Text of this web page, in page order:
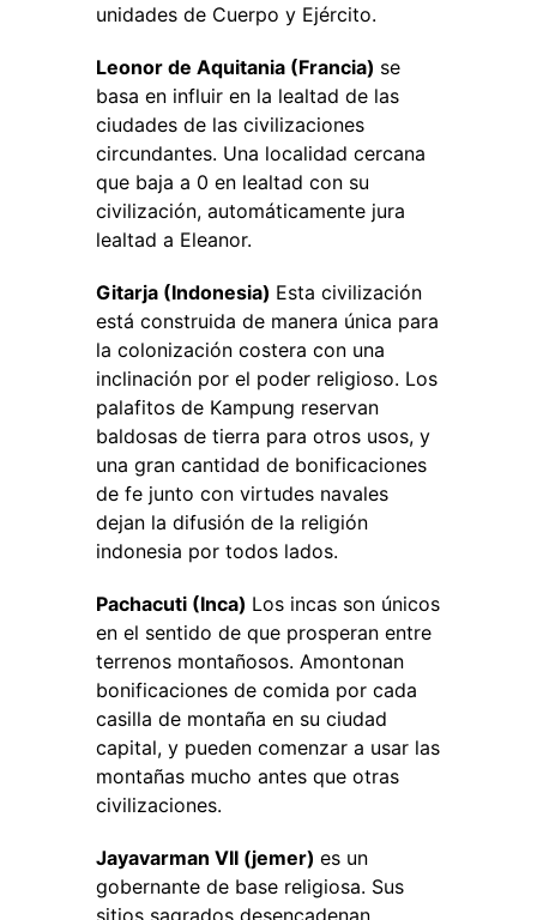
unidades de Cuerpo y Ejército.
Leonor de Aquitania (Francia) se
basa en influir en la lealtad de las
ciudades de las civilizaciones
circundantes. Una localidad cercana
que baja a 0 en lealtad con su
civilización, automáticamente jura
lealtad a Eleanor.
Gitarja (Indonesia) Esta civilización
está construida de manera única para
la colonización costera con una
inclinación por el poder religioso. Los
palafitos de Kampung reservan
baldosas de tierra para otros usos, y
una gran cantidad de bonificaciones
de fe junto con virtudes navales
dejan la difusión de la religión
indonesia por todos lados.
Pachacuti (Inca) Los incas son únicos
en el sentido de que prosperan entre
terrenos montañosos. Amontonan
bonificaciones de comida por cada
casilla de montaña en su ciudad
capital, y pueden comenzar a usar las
montañas mucho antes que otras
civilizaciones.
Jayavarman VII (jemer) es un
gobernante de base religiosa. Sus